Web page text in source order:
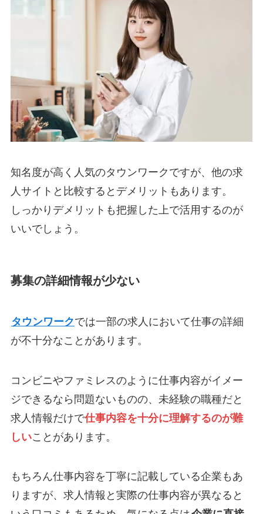
知名度が高く人気のタウンワークですが、他の求
人サイトと比較するとデメリットもあります。
しっかりデメリットも把握した上で活用するのが
いいでしょう。
募集の詳細情報が少ない
タウンワークでは一部の求人において仕事の詳細
が不十分なことがあります。
コンビニやファミレスのように仕事内容がイメー
ジできるなら問題ないものの、未経験の職種だと
求人情報だけで仕事内容を十分に理解するのが難
しいことがあります。
もちろん仕事内容を丁寧に記載している企業もあ
りますが、求人情報と実際の仕事内容が異なると